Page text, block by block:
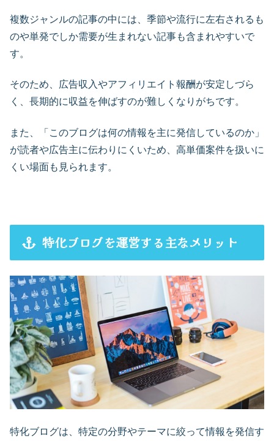
複数ジャンルの記事の中には、季節や流行に左右されるも
のや単発でしか需要が生まれない記事も含まれやすいで
す。
そのため、広告収入やアフィリエイト報酬が安定しづら
く、長期的に収益を伸ばすのが難しくなりがちです。
また、「このブログは何の情報を主に発信しているのか」
が読者や広告主に伝わりにくいため、高単価案件を扱いに
くい場面も見られます。
特化ブログを運営する主なメリット
特化ブログは、特定の分野やテーマに絞って情報を発信す